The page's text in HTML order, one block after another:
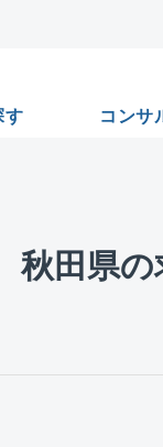
す コンサ
秋田県